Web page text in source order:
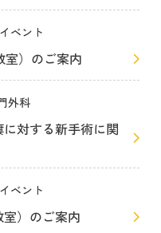
イベント
室）のご案内
外科
対する新手術に関
イベント
）のご案内